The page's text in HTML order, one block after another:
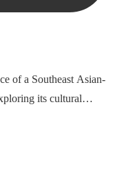
of a Southeast Asian-
its cultural